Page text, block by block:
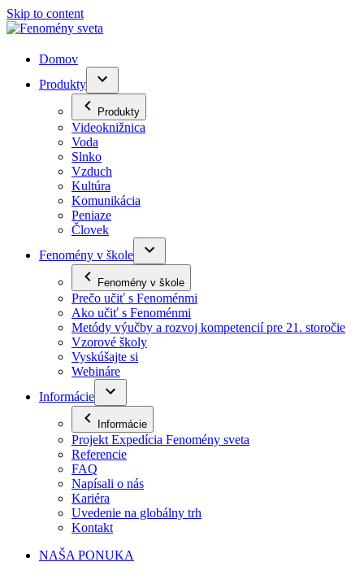
Skip to content
Domov
Produkty
Produkty
Videoknižnica
Voda
Slnko
Vzduch
Kultúra
Komunikácia
Peniaze
Človek
Fenomény v škole
Fenomény v škole
Prečo učiť s Fenoménmi
Ako učiť s Fenoménmi
Metódy výučby a rozvoj kompetencií pre 21. storočie
Vzorové školy
Vyskúšajte si
Webináre
Informácie
Informácie
Projekt Expedícia Fenomény sveta
Referencie
FAQ
Napísali o nás
Kariéra
Uvedenie na globálny trh
Kontakt
NAŠA PONUKA